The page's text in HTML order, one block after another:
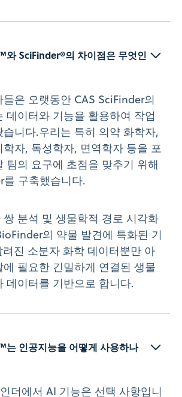
SciFinder®의 차이점은 무엇인
은 오랫동안 CAS SciFinder의
데이터와 기능을 활용하여 작업
니다.우리는 특히 의약 화학자,
자, 독성학자, 면역학자 등을 포
팀의 요구에 초점을 맞추기 위해
를 구축했습니다.
분석 및 생물학적 경로 시각화
의 약물 발견에 특화된 기
려진 소분자 화학 데이터뿐만 아
에 필요한 긴밀하게 연결된 생물
데이터를 기반으로 합니다.
인공지능을 어떻게 사용하나
더에서 AI 기능은 선택 사항입니